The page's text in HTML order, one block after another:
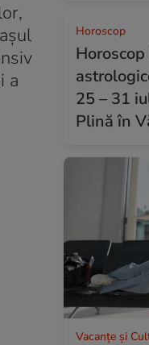
a
Horoscop
25 – 31
Plină în
Vacanțe și